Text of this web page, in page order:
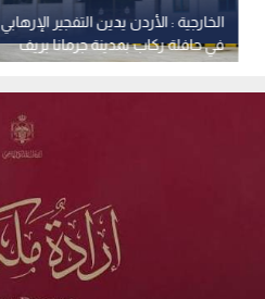
الخارجية : الأردن يدين التفجير الإرهابي
في حافلة ركاب بمدينة جرمانا بريف
دمشق في سوريا